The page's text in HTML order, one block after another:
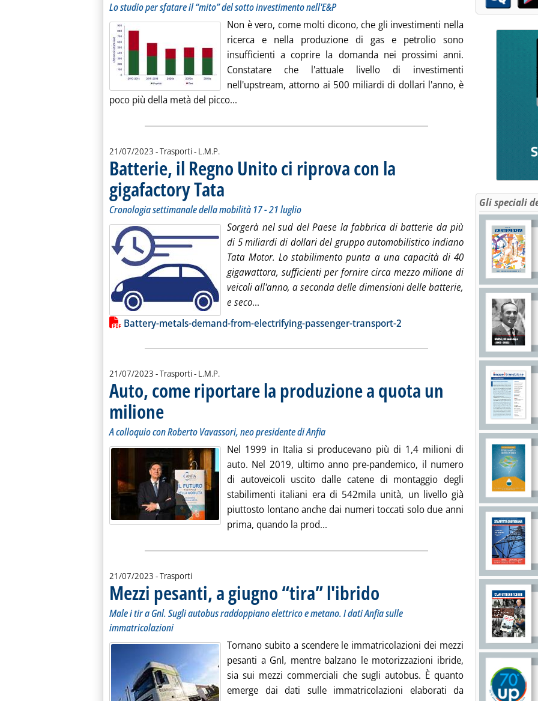
Lo studio per sfatare il “mito” del sotto investimento nell'E&P
Non è vero, come molti dicono, che gli investimenti nella
ricerca e nella produzione di gas e petrolio sono
insufficienti a coprire la domanda nei prossimi anni.
Constatare che l'attuale livello di investimenti
nell'upstream, attorno ai 500 miliardi di dollari l'anno, è
poco più della metà del picco... Leggi tutta la notizia: 'Upstream, WoodMac: investimenti sufficienti
21/07/2023 - Trasporti - di:
L.M.P.
Batterie, il Regno Unito ci riprova con la
gigafactory Tata . Sottotitolo: Cronologia settimanale della mobilità 17 - 21 luglio
. Pubblicata venerdì 21 luglio 2023 alle 19.58.
Cronologia settimanale della mobilità 17 - 21 luglio
Sorgerà nel sud del Paese la fabbrica di batterie da più
di 5 miliardi di dollari del gruppo automobilistico indiano
Tata Motor. Lo stabilimento punta a una capacità di 40
gigawattora, sufficienti per fornire circa mezzo milione di
veicoli all'anno, a seconda delle dimensioni delle batterie,
e seco... Leggi tutta la notizia: 'Batterie, il Regno Unito ci riprova con la
Lista allegati PDF alla notizia
Battery-metals-demand-from-electrifying-passenger-transport-2
21/07/2023 - Trasporti - di:
L.M.P.
Auto, come riportare la produzione a quota un
milione . Sottotitolo: A colloquio con Roberto Vavassori, neo presidente di Anfia
. Pubblicata venerdì 21 luglio 2023 alle 12.2.
A colloquio con Roberto Vavassori, neo presidente di Anfia
Nel 1999 in Italia si producevano più di 1,4 milioni di
auto. Nel 2019, ultimo anno pre-pandemico, il numero
di autoveicoli uscito dalle catene di montaggio degli
stabilimenti italiani era di 542mila unità, un livello già
piuttosto lontano anche dai numeri toccati solo due anni
prima, quando la prod... Leggi tutta la notizia: 'Auto, come riportare la
21/07/2023 - Trasporti
Mezzi pesanti, a giugno “tira” l'ibrido . Sottotitolo: Male i tir a Gnl. Sugli autobus
. Pubblicata venerdì 21 luglio 2023 alle 9.25.
Male i tir a Gnl. Sugli autobus raddoppiano elettrico e metano. I dati Anfia sulle
immatricolazioni
Tornano subito a scendere le immatricolazioni dei mezzi
pesanti a Gnl, mentre balzano le motorizzazioni ibride,
sia sui mezzi commerciali che sugli autobus. È quanto
emerge dai dati sulle immatricolazioni elaborati da
Gli speciali